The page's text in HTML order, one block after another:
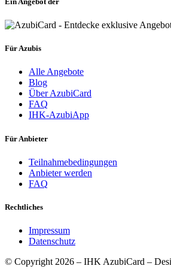
Für Azubis
Alle Angebote
Blog
Über AzubiCard
FAQ
IHK-AzubiApp
Für Anbieter
Teilnahmebedingungen
Anbieter werden
FAQ
Rechtliches
Impressum
Datenschutz
© Copyright 2026 – IHK AzubiCard –